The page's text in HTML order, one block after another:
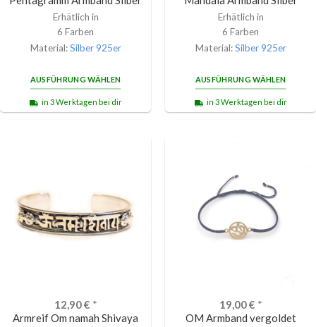
Erhätlich in
6 Farben
Material:Silber 925er
AUSFÜHRUNG WÄHLEN
in 3 Werktagen bei dir
Erhätlich in
6 Farben
Material:Silber 925er
AUSFÜHRUNG WÄHLEN
in 3 Werktagen bei dir
12,90€ *
Armreif Om namah Shivaya
19,00€ *
OM Armband vergoldet